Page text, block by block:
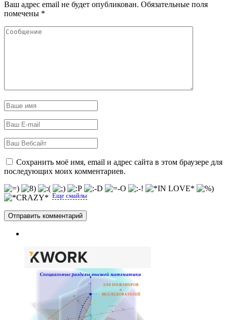
Ваш адрес email не будет опубликован. Обязательные поля
помечены *
Сохранить моё имя, email и адрес сайта в этом браузере для
последующих моих комментариев.
Еще смайлы